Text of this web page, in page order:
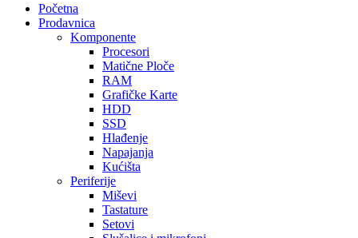
Početna
Prodavnica
Komponente
Procesori
Matične Ploče
RAM
Grafičke Karte
HDD
SSD
Hlađenje
Napajanja
Kućišta
Periferije
Miševi
Tastature
Setovi